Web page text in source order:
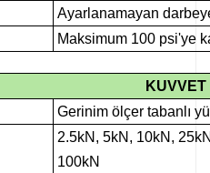
Ayarlanamayan
Maksimum 100 psi'ye
Gerinim ölçer tabanlı
2.5kN, 5kN, 10kN,
100kN